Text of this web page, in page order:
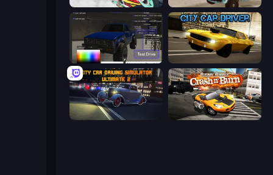
Super Fast Driver Village Car Stunts
Car Inspector: Truck City Car Driver
Burnin' Rubber Crash n' Burn